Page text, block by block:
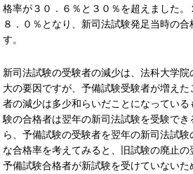
格率が３０．６％と３０％を超えました。
８．０％となり、新司法試験発足当時の
す。
新司法試験の受験者の減少は、法科大学
大の要因ですが、予備試験受験者が増え
者の減少は多少和らいだことになってい
験の合格者は翌年の新司法試験を受験で
ら、予備試験の受験者を翌年の新司法試
な合格率を考えてみると、旧試験の廃止の
予備試験合格者が新試験を受けていないた